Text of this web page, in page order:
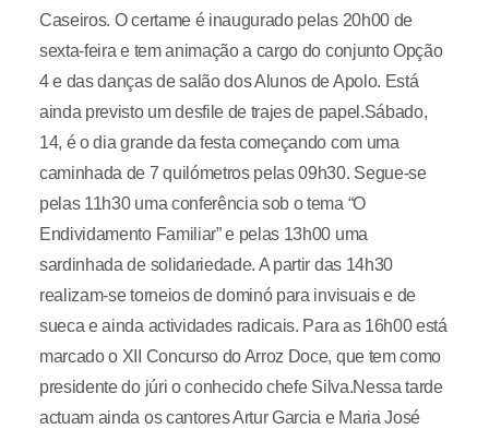
Caseiros. O certame é inaugurado pelas 20h00 de
sexta-feira e tem animação a cargo do conjunto Opção
4 e das danças de salão dos Alunos de Apolo. Está
ainda previsto um desfile de trajes de papel.Sábado,
14, é o dia grande da festa começando com uma
caminhada de 7 quilómetros pelas 09h30. Segue-se
pelas 11h30 uma conferência sob o tema “O
Endividamento Familiar” e pelas 13h00 uma
sardinhada de solidariedade. A partir das 14h30
realizam-se torneios de dominó para invisuais e de
sueca e ainda actividades radicais. Para as 16h00 está
marcado o XII Concurso do Arroz Doce, que tem como
presidente do júri o conhecido chefe Silva.Nessa tarde
actuam ainda os cantores Artur Garcia e Maria José